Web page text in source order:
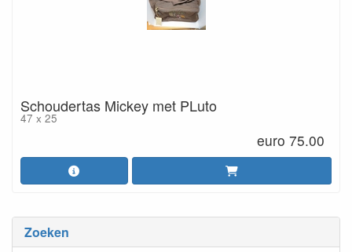
Zoeken
Schoudertas Mickey met PLuto
47 x 25
euro 75.00